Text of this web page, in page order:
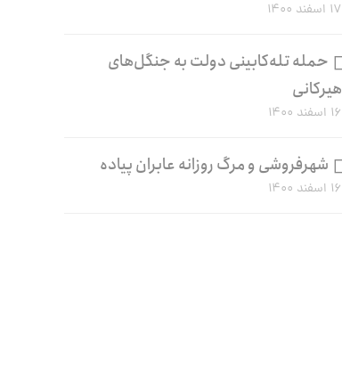
۱۷ اسفند ۱۴۰۰
حمله تله‌کابینی دولت به جنگل‌های
هیرکانی
۱۶ اسفند ۱۴۰۰
شهرفروشی و مرگ روزانه عابران پیاده
۱۶ اسفند ۱۴۰۰